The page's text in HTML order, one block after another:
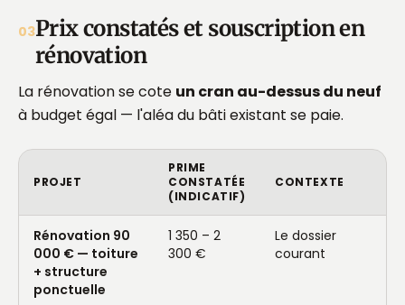
03Prix constatés et souscription en
rénovation
La rénovation se cote un cran au-dessus du neuf
à budget égal — l'aléa du bâti existant se paie.
PROJET
PRIME
CONSTATÉE
(INDICATIF)
CONTEXTE
Rénovation 90
000 € — toiture
+ structure
ponctuelle
1 350 – 2
300 €
Le dossier
courant